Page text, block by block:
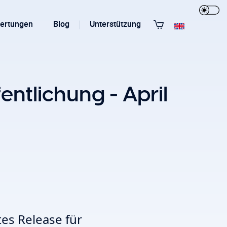
Blog Unterstützung
- April
Release für